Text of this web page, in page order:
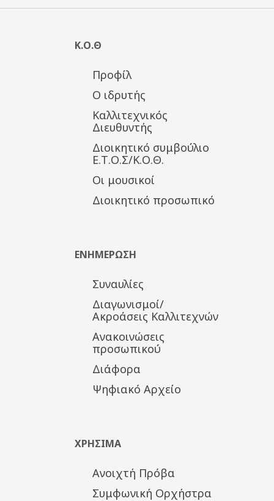
Κ.Ο.Θ
Προφίλ
Ο ιδρυτής
Καλλιτεχνικός
Διευθυντής
Διοικητικό συμβούλιο
Ε.Τ.Ο.Σ/Κ.Ο.Θ.
Οι μουσικοί
Διοικητικό προσωπικό
ΕΝΗΜΕΡΩΣΗ
Συναυλίες
Διαγωνισμοί/
Ακροάσεις Καλλιτεχνών
Ανακοινώσεις
προσωπικού
Διάφορα
Ψηφιακό Αρχείο
ΧΡΗΣΙΜΑ
Ανοιχτή Πρόβα
Συμφωνική Ορχήστρα